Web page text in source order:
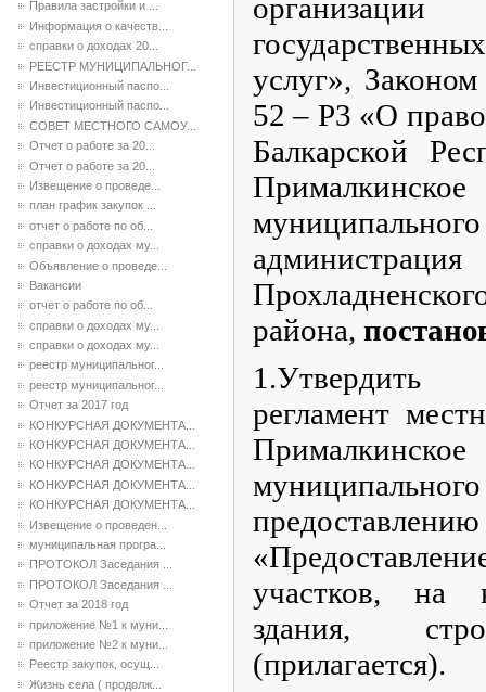
Правила застройки и ...
Информация о качеств...
справки о доходах 20...
РЕЕСТР МУНИЦИПАЛЬНОГ...
Инвестиционный паспо...
Инвестиционный паспо...
СОВЕТ МЕСТНОГО САМОУ...
Отчет о работе за 20...
Отчет о работе за 20...
Извещение о проведе...
план график закупок ...
отчет о работе по об...
справки о доходах му...
Объявление о проведе...
Вакансии
отчет о работе по об...
справки о доходах му...
справки о доходах му...
реестр муниципальног...
реестр муниципальног...
Отчет за 2017 год
КОНКУРСНАЯ ДОКУМЕНТА...
КОНКУРСНАЯ ДОКУМЕНТА...
КОНКУРСНАЯ ДОКУМЕНТА...
КОНКУРСНАЯ ДОКУМЕНТА...
КОНКУРСНАЯ ДОКУМЕНТА...
Извещение о проведен...
муниципальная програ...
ПРОТОКОЛ Заседания ...
ПРОТОКОЛ Заседания ...
Отчет за 2018 год
приложение №1 к муни...
приложение №2 к муни...
Реестр закупок, осущ...
Жизнь села ( продолж...
услуг»,
52 – Р3 «О
Балкарской
района,
1.Утвердить
регламент
участков, на
здания,
(прилагается).